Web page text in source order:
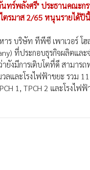
พลังศรี" ประธานคณะกรร
ตรมาส 2/65 หนุนรายได้ปี
บริษัท ทีพีซี เพาเวอร์ โ
ที่ประกอบธุรกิจผลิตแล
ยังมีการเติบโตที่ดี สามาร
ลและโรงไฟฟ้าขยะ รวม
1, TPCH 2 และโรงไ